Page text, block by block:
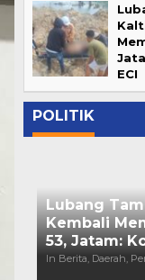
ECI
POLITIK
Lubang
Kembali
53, Jatam:
In Berita, Daerah,